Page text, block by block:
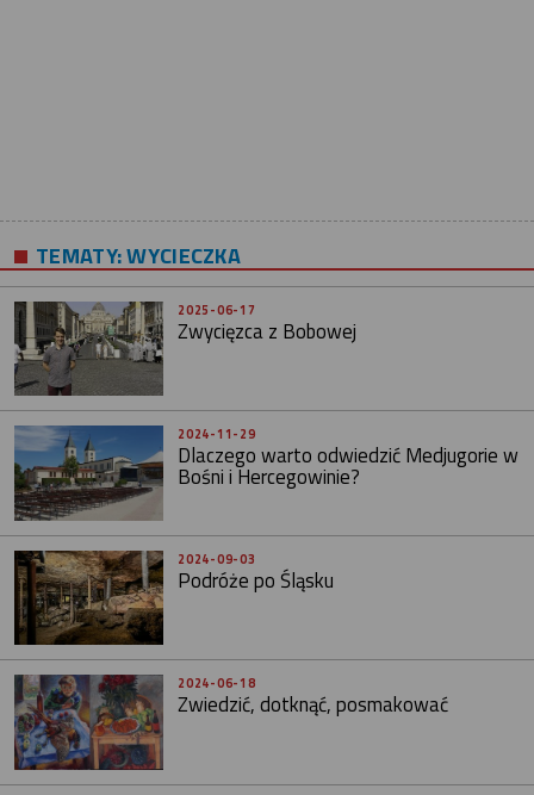
TEMATY:WYCIECZKA
2025-06-17
Zwycięzca z Bobowej
2024-11-29
Dlaczego warto odwiedzić Medjugorie w
Bośni i Hercegowinie?
2024-09-03
Podróże po Śląsku
2024-06-18
Zwiedzić, dotknąć, posmakować